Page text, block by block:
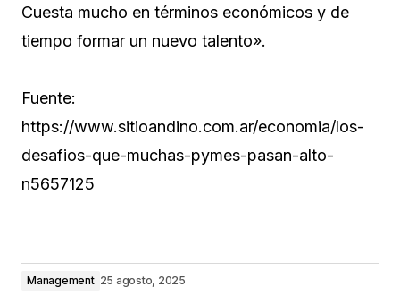
Cuesta mucho en términos económicos y de
tiempo formar un nuevo talento».
Fuente:
https://www.sitioandino.com.ar/economia/los-
desafios-que-muchas-pymes-pasan-alto-
n5657125
Management 25 agosto, 2025